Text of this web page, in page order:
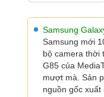
Samsung
Samsung mới
bộ camera thời
G85 của
mượt mà. Sản
nguồn gốc xuất